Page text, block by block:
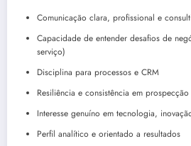
Comunicação clara, profissional e
Capacidade de entender desafios de
serviço)
Disciplina para processos e CRM
Resiliência e consistência em prospecção
Interesse genuíno em tecnologia,
Perfil analítico e orientado a resultados